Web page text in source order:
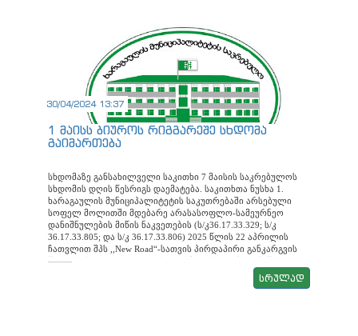
30/04/2024 13:37
1 მაისს ბიუროს რიგგარეშე სხდომა
გაიმართება
სხდომაზე განსახილველი საკითხი 7 მაისის საკრებულოს
სხდომის დღის წესრიგს დაემატება. საკითხთა ნუსხა 1.
ხარაგაულის მუნიციპალიტეტის საკუთრებაში არსებული
სოფელ მოლითში მდებარე არასასოფლო-სამეურნეო
დანიშნულების მიწის ნაკვეთების (ს/კ36.17.33.329; ს/კ
36.17.33.805; და ს/კ 36.17.33.806) 2025 წლის 22 აპრილის
ჩათვლით შპს ,,New Road“-სათვის პირდაპირი განკარგვის
წესით სასყიდლით, იჯარის ფორმით, სარგებლობაში
გადასაცემად ხარაგაულის მუნიციპალიტეტის მერისთვის
თანხმობის მიცემის შესახებ მომხს: ინგა ლურსმანაშვილი
სრულად